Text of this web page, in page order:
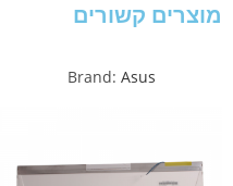
מוצרים קשורים
Brand: Asus